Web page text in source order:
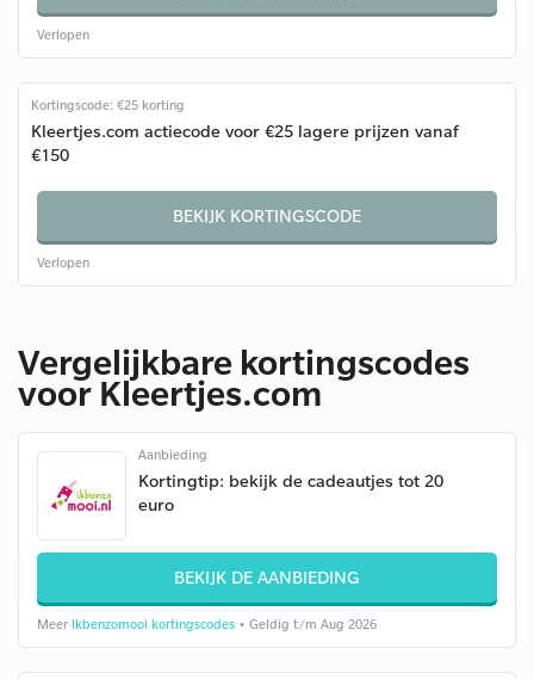
Verlopen
Kortingscode: €25 korting
Kleertjes.com actiecode voor €25 lagere prijzen vanaf
€150
BEKIJK KORTINGSCODE
Verlopen
Vergelijkbare kortingscodes
voor Kleertjes.com
Aanbieding
Kortingtip: bekijk de cadeautjes tot 20
euro
BEKIJK DE AANBIEDING
Meer Ikbenzomooi kortingscodes • Geldig t/m Aug 2026